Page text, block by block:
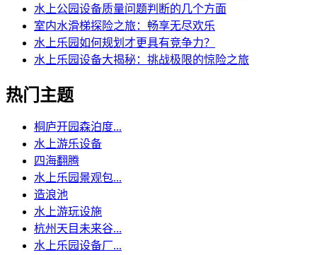
水上公园设备质量问题判断的几个方面
室内水滑梯探险之旅：畅享无尽欢乐
水上乐园如何规划才更具有竞争力？
水上乐园设备大揭秘：挑战极限的惊险之旅
热门主题
桐庐开园森泊度...
水上游乐设备
四海翻腾
水上乐园景观包...
造浪池
水上游玩设施
杭州天目未来谷...
水上乐园设备厂...